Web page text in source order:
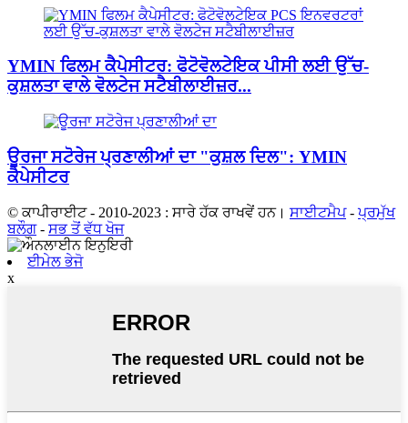
YMIN ਫਿਲਮ ਕੈਪੇਸੀਟਰ: ਫੋਟੋਵੋਲਟੇਇਕ ਪੀਸੀ ਲਈ ਉੱਚ-
ਕੁਸ਼ਲਤਾ ਵਾਲੇ ਵੋਲਟੇਜ ਸਟੈਬੀਲਾਈਜ਼ਰ...
ਊਰਜਾ ਸਟੋਰੇਜ ਪ੍ਰਣਾਲੀਆਂ ਦਾ "ਕੁਸ਼ਲ ਦਿਲ": YMIN
ਕੈਪੇਸੀਟਰ
© ਕਾਪੀਰਾਈਟ - 2010-2023 : ਸਾਰੇ ਹੱਕ ਰਾਖਵੇਂ ਹਨ। ਸਾਈਟਮੈਪ-ਪ੍ਰਮੁੱਖ
ਬਲੌਗ- ਸਭ ਤੋਂ ਵੱਧ ਖੋਜ
ਈਮੇਲ ਭੇਜੋ
x